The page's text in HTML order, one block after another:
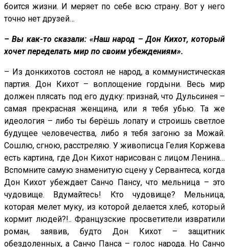
боится жизни. И меряет по себе всю страну. Вот у него
точно нет друзей…
– Вы как-то сказали: «Наш народ – Дон Кихот, который
хочет переделать мир по своим убеждениям».
– Из донкихотов состоял не народ, а коммунистическая
партия. Дон Кихот – воплощение гордыни. Весь мир
должен плясать под его дудку: признай, что Дульсинея –
самая прекрасная женщина, или я тебя убью. Та же
идеология – либо ты берёшь лопату и строишь светлое
будущее человечества, либо я тебя загоню за Можай.
Сошлю, сгною, расстреляю. У живописца Гелия Коржева
есть картина, где Дон Кихот нарисован с лицом Ленина…
Вспомните самую знаменитую сцену у Сервантеса, когда
Дон Кихот убеждает Санчо Пансу, что мельница – это
чудовище. Вдумайтесь! Кто чудовище? Мельница,
которая мелет муку, из которой делается хлеб, который
кормит людей?!.. Французские просветители извратили
роман, заявив, будто Дон Кихот – защитник
обездоленных, а Санчо Панса – голос народа. Но Санчо